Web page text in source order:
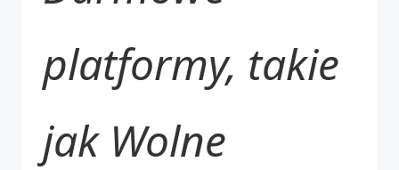
platformy, takie
jak Wolne